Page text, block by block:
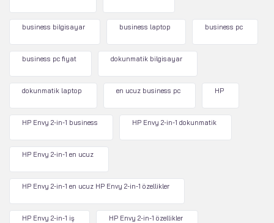
business bilgisayar business laptop business pc
business pc fiyat dokunmatik bilgisayar
dokunmatik laptop en ucuz business pc HP
HP Envy 2-in-1 business HP Envy 2-in-1 dokunmatik
HP Envy 2-in-1 en ucuz
HP Envy 2-in-1 en ucuz HP Envy 2-in-1 özellikler
HP Envy 2-in-1 iş HP Envy 2-in-1 özellikler